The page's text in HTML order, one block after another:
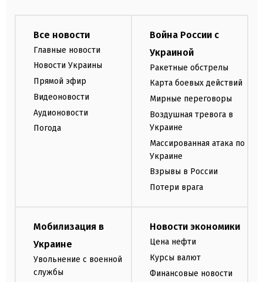
Все новости
Главные новости
Новости Украины
Прямой эфир
Видеоновости
Аудионовости
Погода
Война России с
Украиной
Ракетные обстрелы
Карта боевых действий
Мирные переговоры
Воздушная тревога в
Украине
Массированная атака по
Украине
Взрывы в России
Потери врага
Мобилизация в
Украине
Увольнение с военной
службы
Новости экономики
Цена нефти
Курсы валют
Финансовые новости